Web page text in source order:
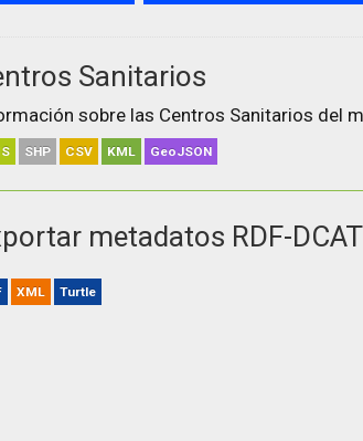
Sanitarios
sobre las Centros Sanitarios del
SHP CSV KML GeoJSON
metadatos RDF-DCAT
XML Turtle